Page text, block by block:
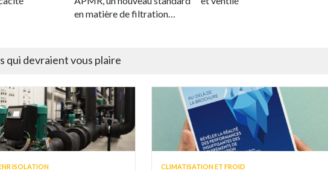
en matière de filtration
qui devraient vous plaire
ISOLATION CLIMATISATION ET FROID